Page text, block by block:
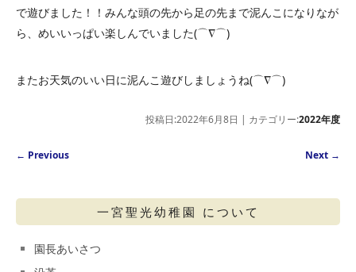
で遊びました！！みんな頭の先から足の先まで泥んこになりなが
ら、めいいっぱい楽しんでいました(⌒∇⌒)
またお天気のいい日に泥んこ遊びしましょうね(⌒∇⌒)
投稿日:2022年6月8日 | カテゴリー:2022年度
Post navigation
← Previous Next →
一宮聖光幼稚園 について
園長あいさつ